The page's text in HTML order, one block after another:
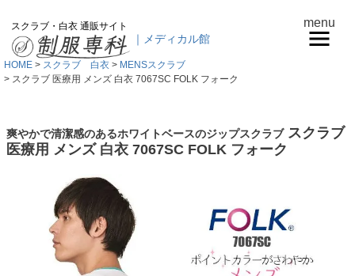
スクラブ・白衣 通販サイト
｜メディカル館
menu
HOME スクラブ 白衣
MENSスクラブ
スクラブ 医療用 メンズ 白衣 7067SC FOLK フォーク
爽やかで清潔感のあるホワイトベースのジップスクラブ スクラブ
医療用 メンズ 白衣 7067SC FOLK フォーク